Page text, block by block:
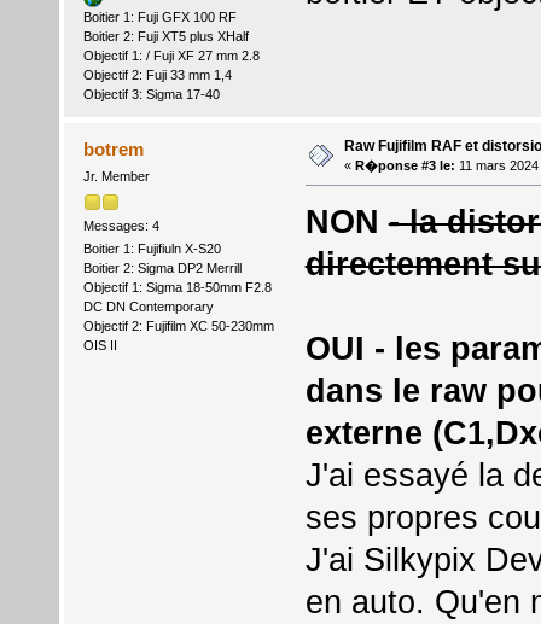
Boitier 1: Fuji GFX 100 RF
Boitier 2: Fuji XT5 plus XHalf
Objectif 1: / Fuji XF 27 mm 2.8
Objectif 2: Fuji 33 mm 1,4
Objectif 3: Sigma 17-40
botrem
Jr. Member
Messages: 4
Boitier 1: Fujifiuln X-S20
Boitier 2: Sigma DP2 Merrill
Objectif 1: Sigma 18-50mm F2.8
DC DN Contemporary
Objectif 2: Fujifilm XC 50-230mm
OIS II
Raw Fujifilm RAF et
« R�ponse #3 le: 11 mars
NON- la
directement
OUI - les
dans le raw
externe
J'ai essayé la
ses propres
J'ai Silkypix
en auto. Qu'en